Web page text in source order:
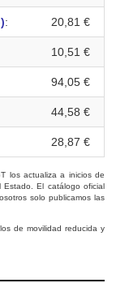
: 20,81 €
10,51 €
94,05 €
44,58 €
28,87 €
los actualiza a inicios de
El catálogo oficial
solo publicamos las
de movilidad reducida y